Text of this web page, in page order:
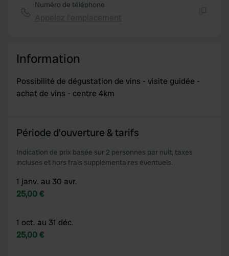
Numéro de téléphone
Information
Possibilité de dégustation de vins - visite guidée -
achat de vins - centre 4km
Période d'ouverture & tarifs
Indication de prix basée sur 2 personnes par nuit, taxes
incluses et hors frais supplémentaires éventuels.
1 janv. au 30 avr.
25,00 €
1 oct. au 31 déc.
25,00 €